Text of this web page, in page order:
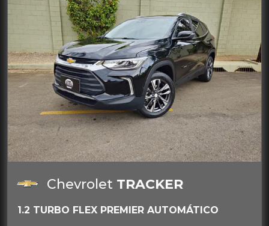
Chevrolet TRACKER
1.2 TURBO FLEX PREMIER AUTOMÁTICO